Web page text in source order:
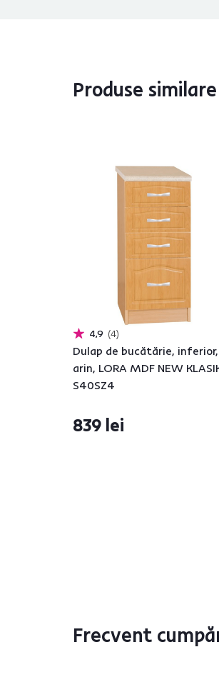
Produse similare
4,9 4
Dulap de bucătărie, inferior,
arin, LORA MDF NEW
S40SZ4
839 lei
Frecvent